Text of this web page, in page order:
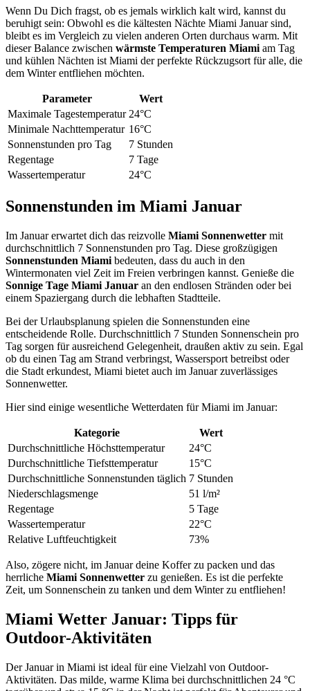
Wenn Du Dich fragst, ob es jemals wirklich kalt wird, kannst du
beruhigt sein: Obwohl es die kältesten Nächte Miami Januar sind,
bleibt es im Vergleich zu vielen anderen Orten durchaus warm. Mit
dieser Balance zwischen wärmste Temperaturen Miami am Tag
und kühlen Nächten ist Miami der perfekte Rückzugsort für alle, die
dem Winter entfliehen möchten.
Parameter
Wert
Maximale Tagestemperatur 24°C
Minimale Nachttemperatur 16°C
Sonnenstunden pro Tag
7 Stunden
Regentage
7 Tage
Wassertemperatur
24°C
Sonnenstunden im Miami Januar
Im Januar erwartet dich das reizvolle Miami Sonnenwetter mit
durchschnittlich 7 Sonnenstunden pro Tag. Diese großzügigen
Sonnenstunden Miami bedeuten, dass du auch in den
Wintermonaten viel Zeit im Freien verbringen kannst. Genieße die
Sonnige Tage Miami Januar an den endlosen Stränden oder bei
einem Spaziergang durch die lebhaften Stadtteile.
Bei der Urlaubsplanung spielen die Sonnenstunden eine
entscheidende Rolle. Durchschnittlich 7 Stunden Sonnenschein pro
Tag sorgen für ausreichend Gelegenheit, draußen aktiv zu sein. Egal
ob du einen Tag am Strand verbringst, Wassersport betreibst oder
die Stadt erkundest, Miami bietet auch im Januar zuverlässiges
Sonnenwetter.
Hier sind einige wesentliche Wetterdaten für Miami im Januar:
Kategorie
Wert
Durchschnittliche Höchsttemperatur
24°C
Durchschnittliche Tiefsttemperatur
15°C
Durchschnittliche Sonnenstunden täglich 7 Stunden
Niederschlagsmenge
51 l/m²
Regentage
5 Tage
Wassertemperatur
22°C
Relative Luftfeuchtigkeit
73%
Also, zögere nicht, im Januar deine Koffer zu packen und das
herrliche Miami Sonnenwetter zu genießen. Es ist die perfekte
Zeit, um Sonnenschein zu tanken und dem Winter zu entfliehen!
Miami Wetter Januar: Tipps für
Outdoor-Aktivitäten
Der Januar in Miami ist ideal für eine Vielzahl von Outdoor-
Aktivitäten. Das milde, warme Klima bei durchschnittlichen 24 °C